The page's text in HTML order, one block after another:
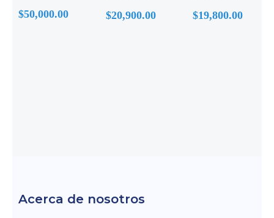
$50,000.00 $20,900.00 $19,800.00
Acerca de nosotros